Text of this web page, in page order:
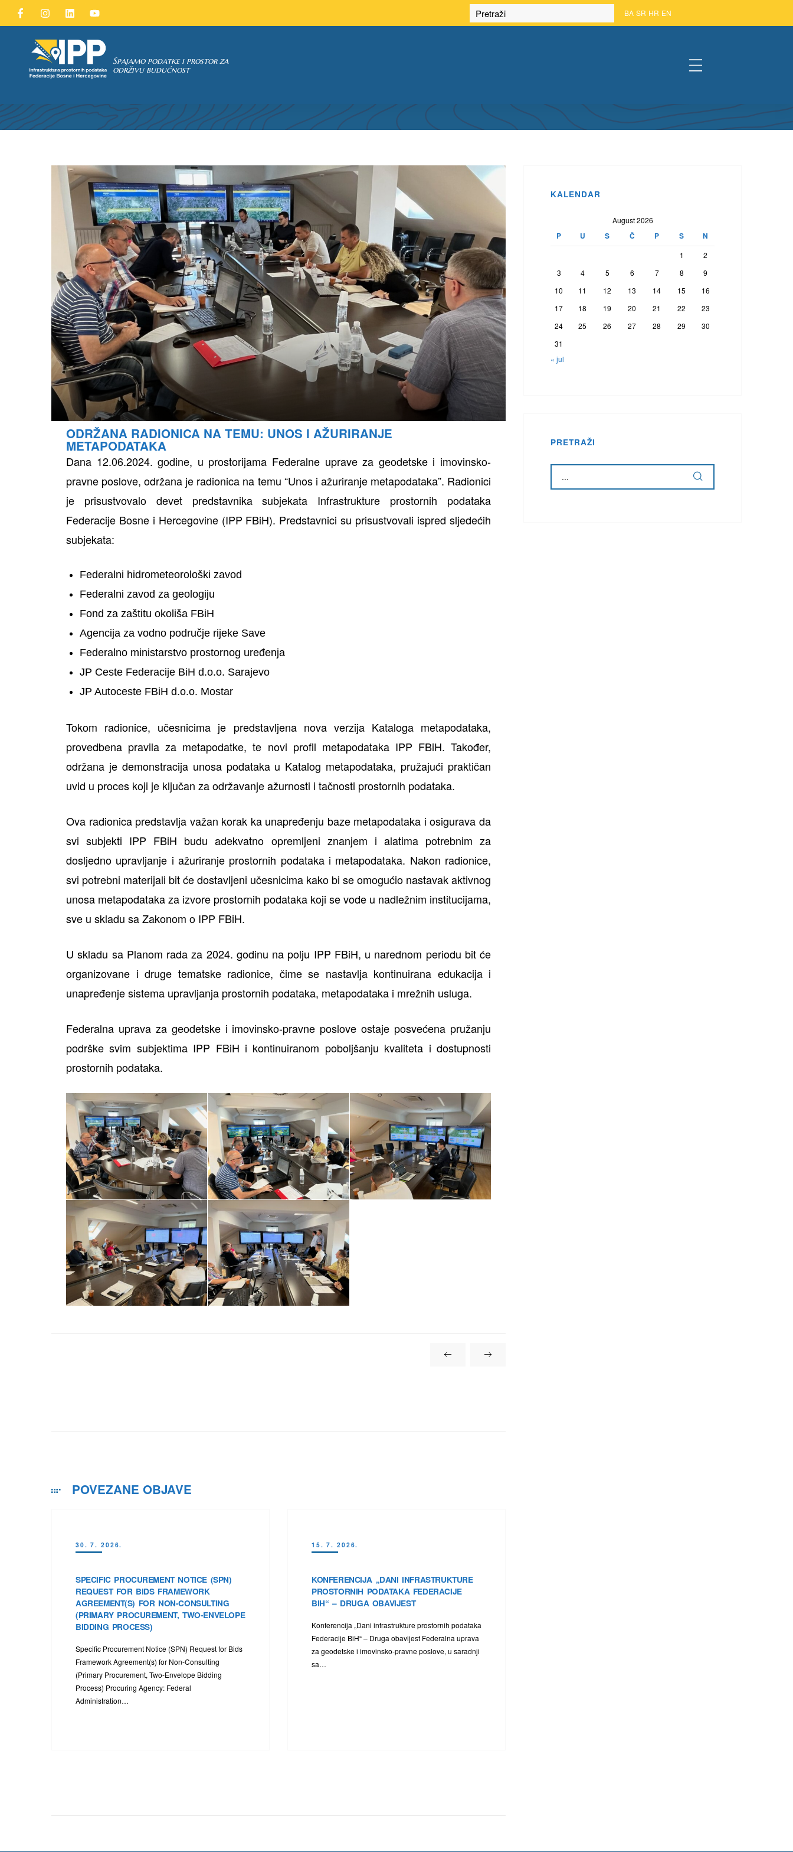
BA SR HR EN
Spajamo podatke i prostor za
održivu budućnost #
ODRŽANA RADIONICA NA TEMU: UNOS I AŽURIRANJE METAPODATAKA
ODRŽANA RADIONICA NA TEMU: UNOS I AŽURIRANJE
METAPODATAKA
Dana 12.06.2024. godine, u prostorijama Federalne uprave za geodetske i imovinsko-
pravne poslove, održana je radionica na temu “Unos i ažuriranje metapodataka”. Radionici
je prisustvovalo devet predstavnika subjekata Infrastrukture prostornih podataka
Federacije Bosne i Hercegovine (IPP FBiH). Predstavnici su prisustvovali ispred sljedećih
subjekata:
Federalni hidrometeorološki zavod
Federalni zavod za geologiju
Fond za zaštitu okoliša FBiH
Agencija za vodno područje rijeke Save
Federalno ministarstvo prostornog uređenja
JP Ceste Federacije BiH d.o.o. Sarajevo
JP Autoceste FBiH d.o.o. Mostar
Tokom radionice, učesnicima je predstavljena nova verzija Kataloga metapodataka,
provedbena pravila za metapodatke, te novi profil metapodataka IPP FBiH. Također,
održana je demonstracija unosa podataka u Katalog metapodataka, pružajući praktičan
uvid u proces koji je ključan za održavanje ažurnosti i tačnosti prostornih podataka.
Ova radionica predstavlja važan korak ka unapređenju baze metapodataka i osigurava da
svi subjekti IPP FBiH budu adekvatno opremljeni znanjem i alatima potrebnim za
dosljedno upravljanje i ažuriranje prostornih podataka i metapodataka. Nakon radionice,
svi potrebni materijali bit će dostavljeni učesnicima kako bi se omogućio nastavak aktivnog
unosa metapodataka za izvore prostornih podataka koji se vode u nadležnim institucijama,
sve u skladu sa Zakonom o IPP FBiH.
U skladu sa Planom rada za 2024. godinu na polju IPP FBiH, u narednom periodu bit će
organizovane i druge tematske radionice, čime se nastavlja kontinuirana edukacija i
unapređenje sistema upravljanja prostornih podataka, metapodataka i mrežnih usluga.
Federalna uprava za geodetske i imovinsko-pravne poslove ostaje posvećena pružanju
podrške svim subjektima IPP FBiH i kontinuiranom poboljšanju kvaliteta i dostupnosti
prostornih podataka.
POVEZANE OBJAVE
30. 7. 2026.
SPECIFIC PROCUREMENT NOTICE (SPN)
REQUEST FOR BIDS FRAMEWORK
AGREEMENT(S) FOR NON-CONSULTING
(PRIMARY PROCUREMENT, TWO-ENVELOPE
BIDDING PROCESS)
Specific Procurement Notice (SPN) Request for Bids
Framework Agreement(s) for Non-Consulting
(Primary Procurement, Two-Envelope Bidding
Process) Procuring Agency: Federal
Administration…
15. 7. 2026.
KONFERENCIJA „DANI INFRASTRUKTURE
PROSTORNIH PODATAKA FEDERACIJE
BIH“ – DRUGA OBAVIJEST
Konferencija „Dani infrastrukture prostornih podataka
Federacije BiH“ – Druga obavijest Federalna uprava
za geodetske i imovinsko-pravne poslove, u saradnji
sa…
KALENDAR
August 2026
P U S Č P S N
1
2
3
4 5 6 7 8
9
10
11 12 13 14 15
16
17
18 19 20 21 22
23
24
25 26 27 28 29
30
31
« jul
PRETRAŽI